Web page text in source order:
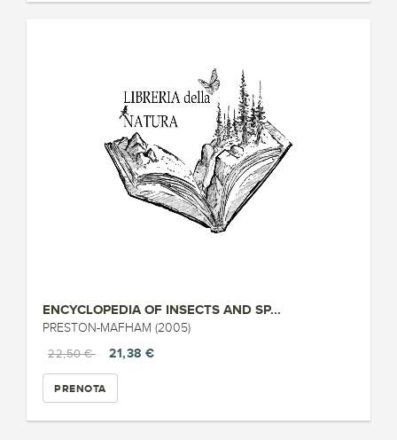
ENCYCLOPEDIA OF INSECTS AND SP...
PRESTON-MAFHAM (2005)
22,50 €
21,38 €
PRENOTA